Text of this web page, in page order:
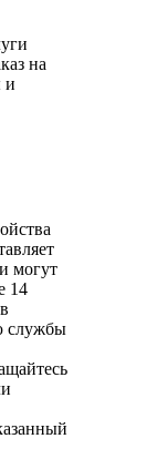
на
и
могут
14
службы